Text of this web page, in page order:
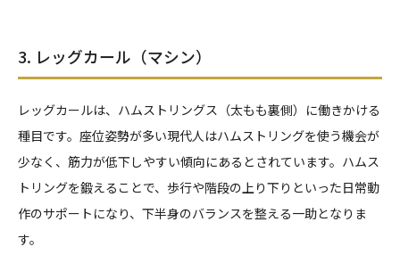
3. レッグカール（マシン）
レッグカールは、ハムストリングス（太もも裏側）に働きかける
種目です。座位姿勢が多い現代人はハムストリングを使う機会が
少なく、筋力が低下しやすい傾向にあるとされています。ハムス
トリングを鍛えることで、歩行や階段の上り下りといった日常動
作のサポートになり、下半身のバランスを整える一助となりま
す。